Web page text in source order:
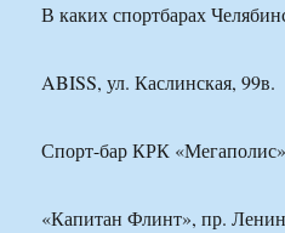
В каких спортбарах
ABISS, ул. Каслинская, 99в.
Спорт-бар КРК
«Капитан Флинт», пр.